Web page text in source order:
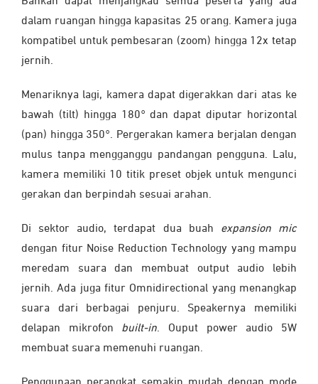
dalam ruangan hingga kapasitas 25 orang. Kamera juga
kompatibel untuk pembesaran (zoom) hingga 12x tetap
jernih.
Menariknya lagi, kamera dapat digerakkan dari atas ke
bawah (tilt) hingga 180° dan dapat diputar horizontal
(pan) hingga 350°. Pergerakan kamera berjalan dengan
mulus tanpa mengganggu pandangan pengguna. Lalu,
kamera memiliki 10 titik preset objek untuk mengunci
gerakan dan berpindah sesuai arahan.
Di sektor audio, terdapat dua buah expansion mic
dengan fitur Noise Reduction Technology yang mampu
meredam suara dan membuat output audio lebih
jernih. Ada juga fitur Omnidirectional yang menangkap
suara dari berbagai penjuru. Speakernya memiliki
delapan mikrofon built-in. Ouput power audio 5W
membuat suara memenuhi ruangan.